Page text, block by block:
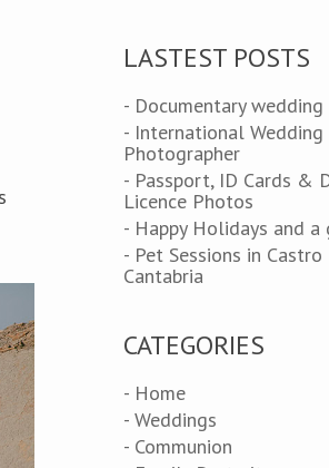
LASTEST POSTS
- Documentary
- International Wedding
Photographer
- Passport, ID Cards &
Licence Photos
- Happy Holidays and
- Pet Sessions in
Cantabria
CATEGORIES
- Home
- Weddings
- Communion